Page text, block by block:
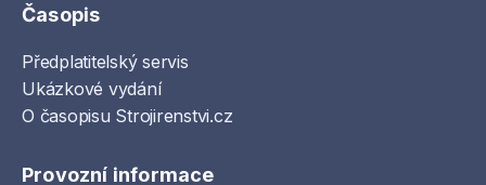
Časopis
Předplatitelský servis
Ukázkové vydání
O časopisu Strojirenstvi.cz
Provozní informace